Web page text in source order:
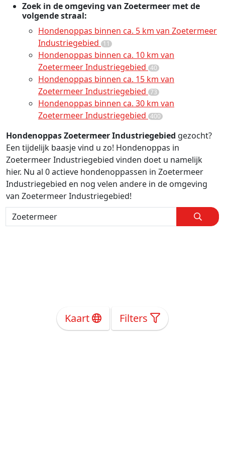
Zoek in de omgeving van Zoetermeer met de
volgende straal:
Hondenoppas binnen ca. 5 km van Zoetermeer
Industriegebied 11
Hondenoppas binnen ca. 10 km van
Zoetermeer Industriegebied 40
Hondenoppas binnen ca. 15 km van
Zoetermeer Industriegebied 73
Hondenoppas binnen ca. 30 km van
Zoetermeer Industriegebied 400
Hondenoppas Zoetermeer Industriegebied gezocht?
Een tijdelijk baasje vind u zo! Hondenoppas in
Zoetermeer Industriegebied vinden doet u namelijk
hier. Nu al 0 actieve hondenoppassen in Zoetermeer
Industriegebied en nog velen andere in de omgeving
van Zoetermeer Industriegebied!
Kaart Filters